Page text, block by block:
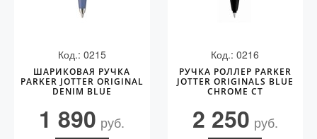
Код.: 0215
ШАРИКОВАЯ РУЧКА
PARKER JOTTER ORIGINAL
DENIM BLUE
1 890 руб.
Код.: 0216
РУЧКА РОЛЛЕР PARKER
JOTTER ORIGINALS BLUE
CHROME СT
2 250 руб.